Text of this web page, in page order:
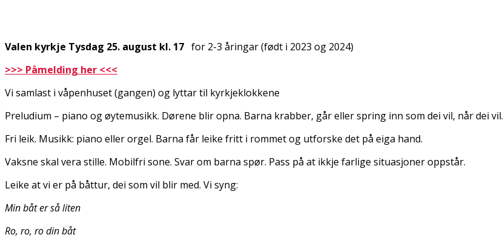
Valen kyrkje Tysdag 25. august kl. 17 for 2-3 åringar (født i 2023 og 2024)
>>> Påmelding her <<<
Vi samlast i våpenhuset (gangen) og lyttar til kyrkjeklokkene
Preludium – piano og fløytemusikk. Dørene blir opna. Barna krabber, går eller spring inn som dei vil, når dei vil.
Fri leik. Musikk: piano eller orgel. Barna får leike fritt i rommet og utforske det på eiga hand.
Vaksne skal vera stille. Mobilfri sone. Svar om barna spør. Pass på at ikkje farlige situasjoner oppstår.
Leike at vi er på båttur, dei som vil blir med. Vi syng:
Min båt er så liten
Ro, ro, ro din båt